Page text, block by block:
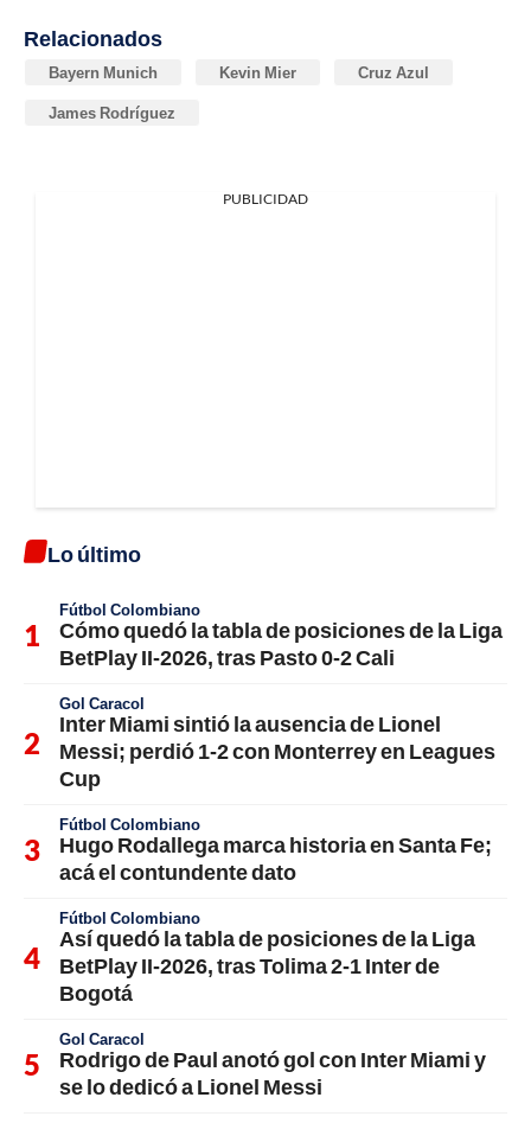
Relacionados
Bayern Munich Kevin Mier Cruz Azul
James Rodríguez
PUBLICIDAD
Lo último
Fútbol Colombiano
Cómo quedó la tabla de posiciones de la Liga
BetPlay II-2026, tras Pasto 0-2 Cali
Gol Caracol
Inter Miami sintió la ausencia de Lionel
Messi; perdió 1-2 con Monterrey en Leagues
Cup
Fútbol Colombiano
Hugo Rodallega marca historia en Santa Fe;
acá el contundente dato
Fútbol Colombiano
Así quedó la tabla de posiciones de la Liga
BetPlay II-2026, tras Tolima 2-1 Inter de
Bogotá
Gol Caracol
Rodrigo de Paul anotó gol con Inter Miami y
se lo dedicó a Lionel Messi